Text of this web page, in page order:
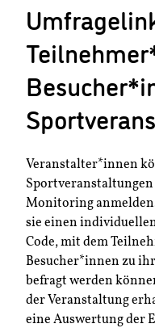
Veranstalter*innen
Monitoring
sie einen
Code, mit dem
Besucher*innen zu
befragt werden
der Veranstaltung
eine Auswertung der